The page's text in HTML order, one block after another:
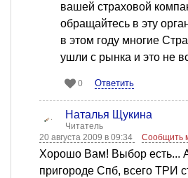
вашей страховой
обращайтесь в эту
в этом году многие
ушли с рынка и это не
0 Ответить
Наталья Щукина
Читатель
20 августа 2009 в 09:34
Сообщить
Хорошо Вам! Выбор есть...
пригороде Спб, всего ТРИ